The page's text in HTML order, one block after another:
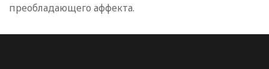
преобладающего аффекта.